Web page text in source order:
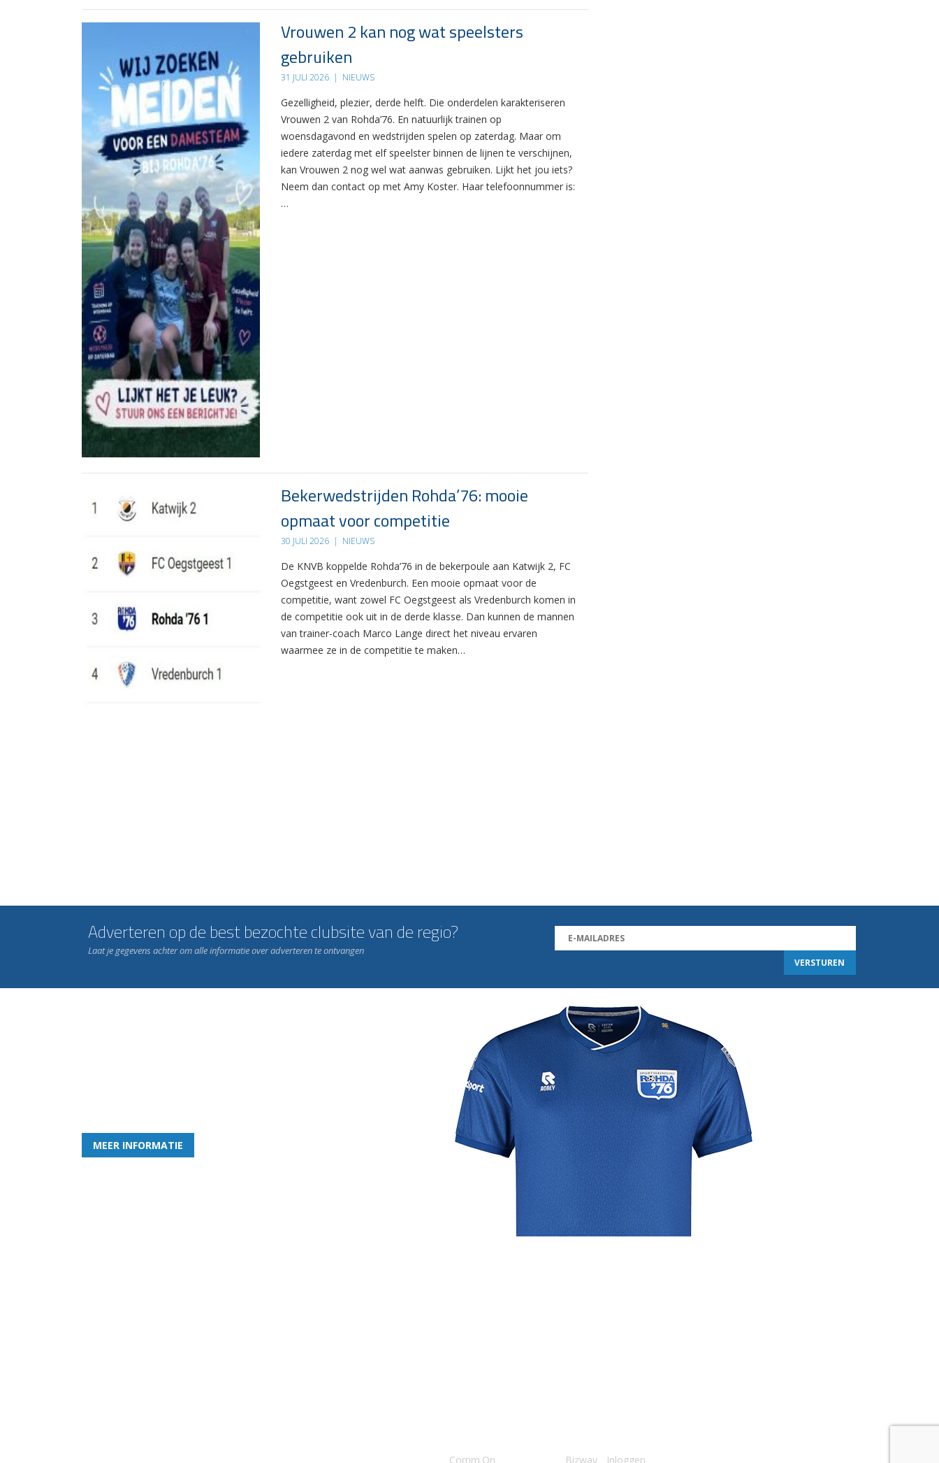
Vrouwen 2 kan nog wat speelsters
gebruiken
31 JULI 2026 | NIEUWS
Gezelligheid, plezier, derde helft. Die onderdelen karakteriseren
Vrouwen 2 van Rohda’76. En natuurlijk trainen op
woensdagavond en wedstrijden spelen op zaterdag. Maar om
iedere zaterdag met elf speelster binnen de lijnen te verschijnen,
kan Vrouwen 2 nog wel wat aanwas gebruiken. Lijkt het jou iets?
Neem dan contact op met Amy Koster. Haar telefoonnummer is:
…
Bekerwedstrijden Rohda’76: mooie
opmaat voor competitie
30 JULI 2026 | NIEUWS
De KNVB koppelde Rohda’76 in de bekerpoule aan Katwijk 2, FC
Oegstgeest en Vredenburch. Een mooie opmaat voor de
competitie, want zowel FC Oegstgeest als Vredenburch komen in
de competitie ook uit in de derde klasse. Dan kunnen de mannen
van trainer-coach Marco Lange direct het niveau ervaren
waarmee ze in de competitie te maken…
Adverteren op de best bezochte clubsite van de regio?
Laat je gegevens achter om alle informatie over adverteren te ontvangen
MEER INFORMATIE
Comm.On Bizway• Inloggen